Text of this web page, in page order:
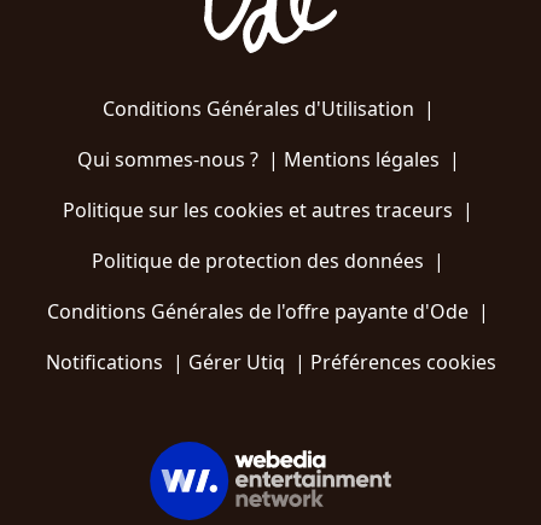
Conditions Générales d'Utilisation |
Qui sommes-nous ?| Mentions légales |
Politique sur les cookies et autres traceurs |
Politique de protection des données |
Conditions Générales de l'offre payante d'Ode |
Notifications | Gérer Utiq | Préférences cookies